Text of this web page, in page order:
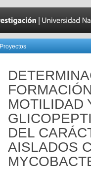
Proyectos
MOTILIDAD
DEL
AISLADOS